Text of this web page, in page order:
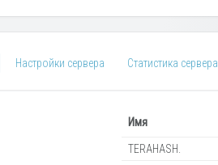
Настройки сервера Статистика сервера
Имя
TERAHASH.